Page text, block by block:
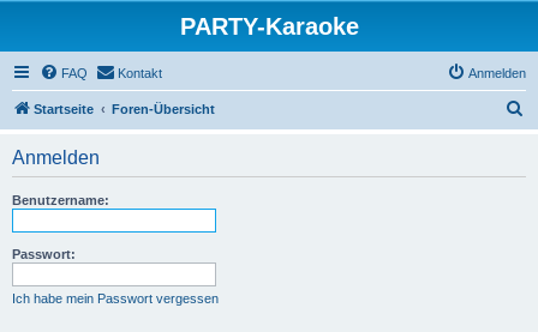
PARTY-Karaoke
FAQ Kontakt Anmelden
Startseite Foren-Übersicht
Anmelden
Benutzername:
Passwort:
Ich habe mein Passwort vergessen